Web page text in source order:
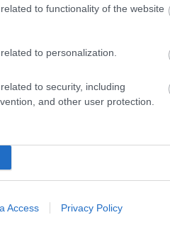
to functionality of the website
to personalization.
to security, including
and other user protection.
Access Privacy Policy
es videokártyáihoz,
XT és a 6750 XT is
árulkodott, egy újabb